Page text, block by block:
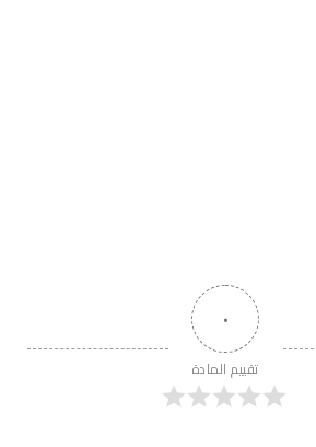
٠
تقييم المادة